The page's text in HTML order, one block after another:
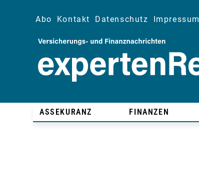
Abo Kontakt Datenschutz Impressum
ASSEKURANZ FINANZEN